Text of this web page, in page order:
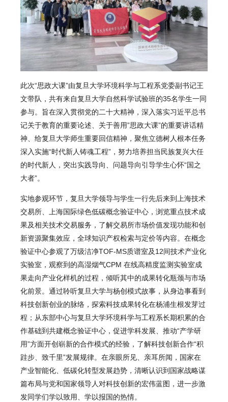
此次“思政大课”由复旦大学环境科学与工程系党委副书记王
文带队，共有来自复旦大学自然科学试验班的35名学生一同
参与。旨在深入贯彻党的二十大精神，深入落实习近平总书
记关于教育的重要论述、关于善用”思政大课”的重要讲话精
神、给复旦大学师生重要回信精神，聚焦立德树人根本任务
深入实施“时代新人铸魂工程”，努力培养担当民族复兴大任
的时代新人，突出实践导向、问题导向引导学生心怀“国之
大者”。
实地参观环节，复旦大学领导与学生一行先后来到上海技术
交易所、上海国际绿色低碳概念验证中心，浏览重点技术成
果及相关技术交易服务，了解交易所市场价值发现功能和创
新资源聚集效应，全球知识产权检索与定价等内容。在概念
验证中心参观了万级洁净TOF-MS质谱室及12间技术产业化
实验室，观察到的高湿烟气CPM 在线高精度监测实验室成
果走向产业化样机的过程，倾听其中的成果转化瓶颈与市场
化前景。通过聆听复旦大学与杨创模式故事，从身边事看到
科技创新创业的脉络，探索科技成果转化在杨浦生根发芽过
程；从东部中心与复旦大学环境科学与工程系长期积累的合
作基础到共建概念验证中心，促进学科发展、推动“产学研
用”方面开创崭新的合作模式的经验，了解科技创新合作“积
跬步、致千里”发展规律。在亲眼所见、亲耳所闻，国家在
产业智能化、低碳化转型发展趋势，清晰认识到国家战略谋
篇布局与党和国家领导人对科技创新的宏伟蓝图，进一步激
发同学们学以致用、学以报国的热情。